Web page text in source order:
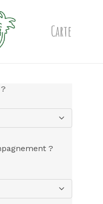
Carte
?